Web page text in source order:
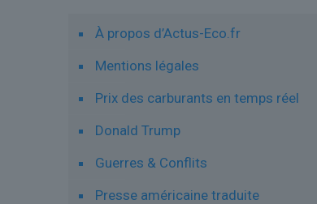
À propos d’Actus-Eco.fr
Mentions légales
Prix des carburants en temps réel
Donald Trump
Guerres & Conflits
Presse américaine traduite